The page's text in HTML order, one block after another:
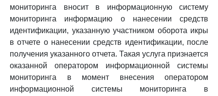
мониторинга вносит в информационную систему
мониторинга информацию о нанесении средств
идентификации, указанную участником оборота икры
в отчете о нанесении средств идентификации, после
получения указанного отчета. Такая услуга признается
оказанной оператором информационной системы
мониторинга в момент внесения оператором
информационной системы мониторинга в